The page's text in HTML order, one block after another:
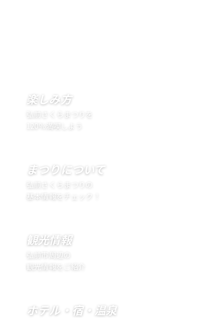
楽しみ方
弘前さくらまつりを
120％満喫しよう
まつりについて
弘前さくらまつりの
基本情報をチェック！
観光情報
弘前市周辺の
観光情報をご紹介
ホテル・宿・温泉